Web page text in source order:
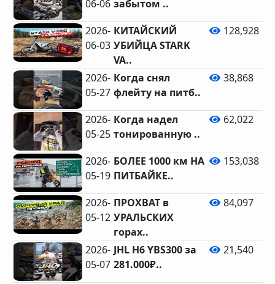
06-06 забытом ..
2026-
06-03
КИТАЙСКИЙ
УБИЙЦА STARK
VA..
128,928
2026-
05-27
Когда снял
флейту на питб..
38,868
2026-
05-25
Когда надел
тонированную ..
62,022
2026-
05-19
БОЛЕЕ 1000 км НА
ПИТБАЙКЕ..
153,038
2026-
05-12
ПРОХВАТ в
УРАЛЬСКИХ
горах..
84,097
2026-
05-07
JHL H6 YBS300 за
281.000₽..
21,540